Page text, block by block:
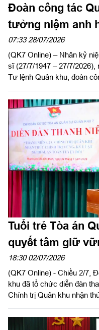
Đoàn công tác
tưởng niệm anh
Việt Nam Anh
07:33 28/07/2026
(QK7 Online) – Nhân kỷ
sĩ (27/7/1947 – 27/7/2026), ngày 27/7, thừa
Tư lệnh Quân khu, đoàn
đoàn đến dâng hoa, dâng
sĩ tại Nghĩa trang Liệt sĩ
Tuổi trẻ Tòa án
quyết tâm giữ
18:30 02/07/2026
(QK7 Online) - Chiều 2/7,
khu đã tổ chức diễn đàn
Chính trị Quân khu nhận